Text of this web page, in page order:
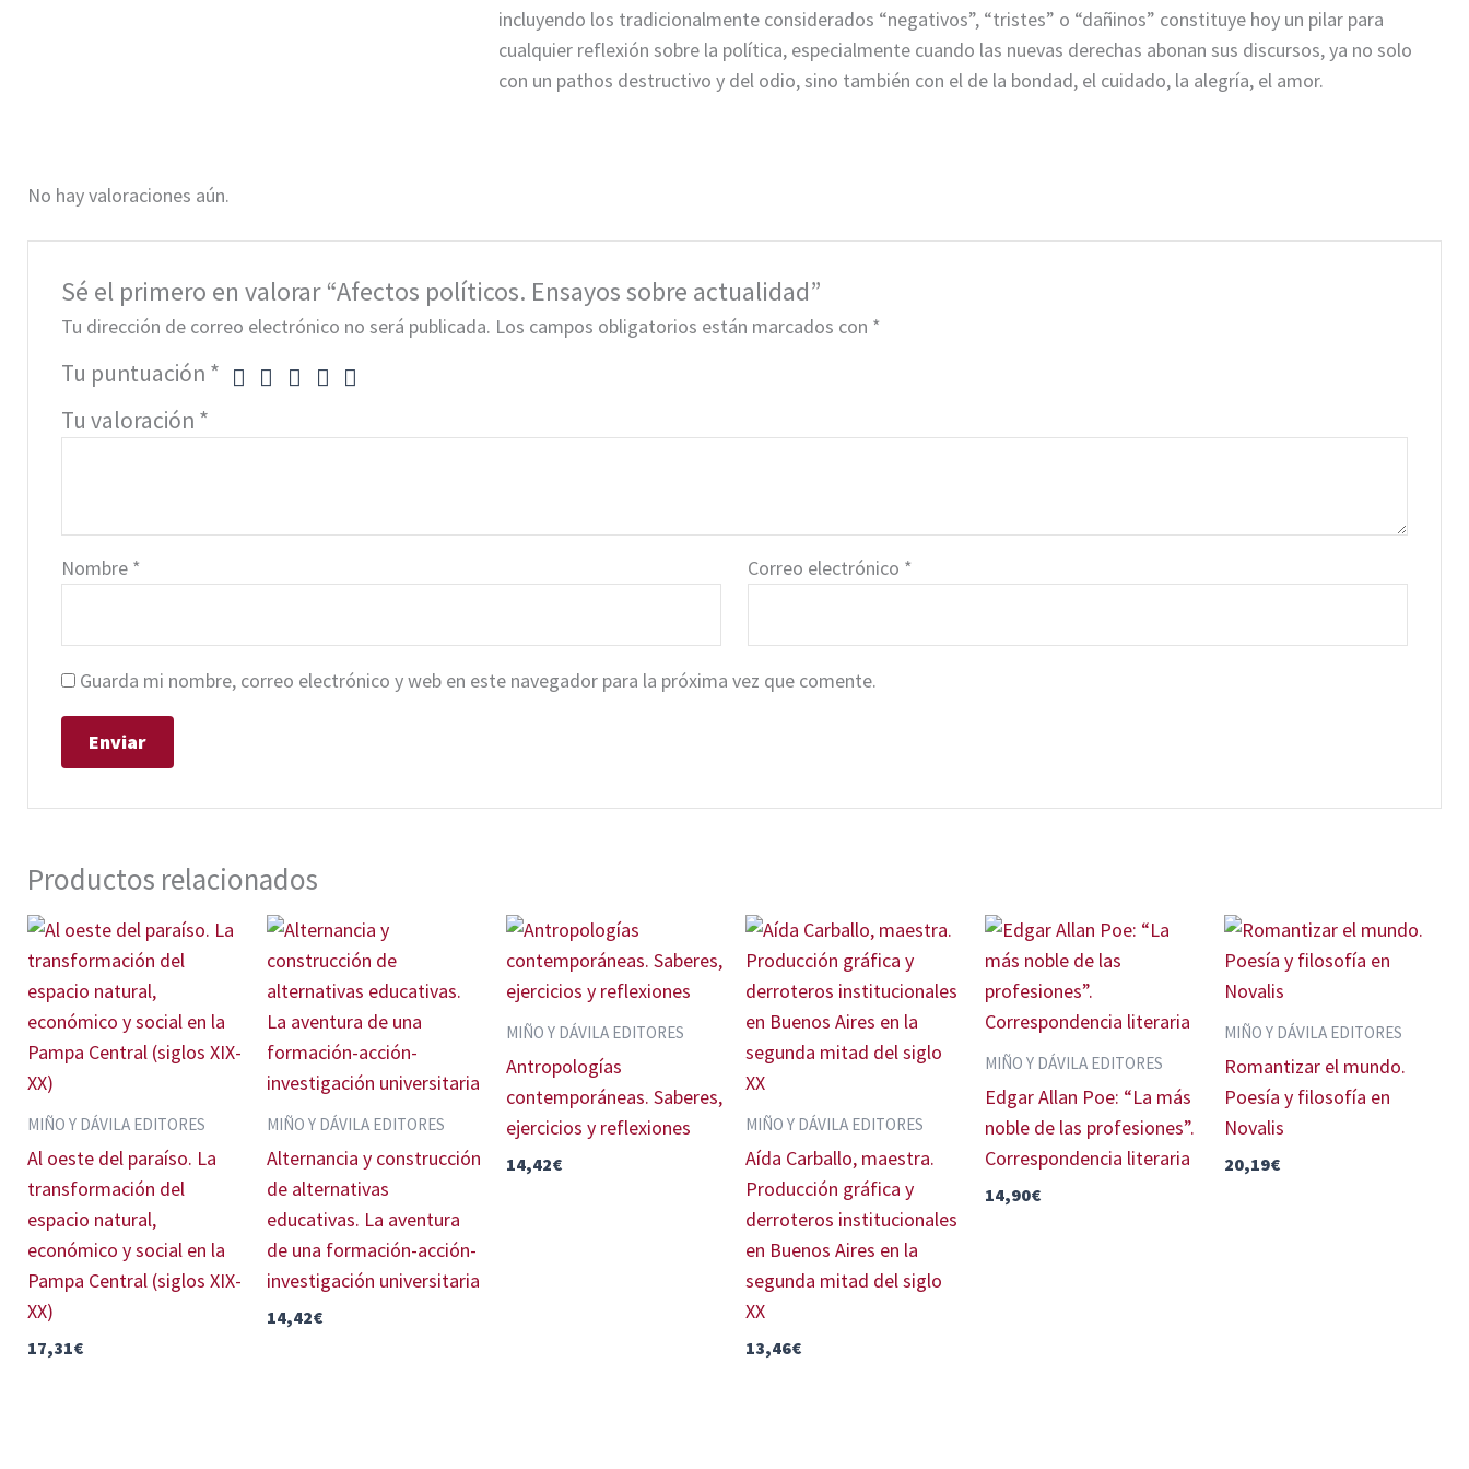
incluyendo los tradicionalmente considerados “negativos”, “tristes” o “dañinos” constituye hoy un pilar para
cualquier reflexión sobre la política, especialmente cuando las nuevas derechas abonan sus discursos, ya no solo
con un pathos destructivo y del odio, sino también con el de la bondad, el cuidado, la alegría, el amor.
No hay valoraciones aún.
Sé el primero en valorar “Afectos políticos. Ensayos sobre actualidad”
Tu dirección de correo electrónico no será publicada. Los campos obligatorios están marcados con *
Tu puntuación *
Tu valoración *
Nombre * Correo electrónico *
Guarda mi nombre, correo electrónico y web en este navegador para la próxima vez que comente.
Productos relacionados
MIÑO Y DÁVILA EDITORES
Al oeste del paraíso. La
transformación del
espacio natural,
económico y social en la
Pampa Central (siglos XIX-
XX)
17,31€
MIÑO Y DÁVILA EDITORES
Alternancia y construcción
de alternativas
educativas. La aventura
de una formación-acción-
investigación universitaria
14,42€
MIÑO Y DÁVILA EDITORES
Antropologías
contemporáneas. Saberes,
ejercicios y reflexiones
14,42€
MIÑO Y DÁVILA EDITORES
Aída Carballo, maestra.
Producción gráfica y
derroteros institucionales
en Buenos Aires en la
segunda mitad del siglo
XX
13,46€
MIÑO Y DÁVILA EDITORES
Edgar Allan Poe: “La más
noble de las profesiones”.
Correspondencia literaria
14,90€
MIÑO Y DÁVILA EDITORES
Romantizar el mundo.
Poesía y filosofía en
Novalis
20,19€